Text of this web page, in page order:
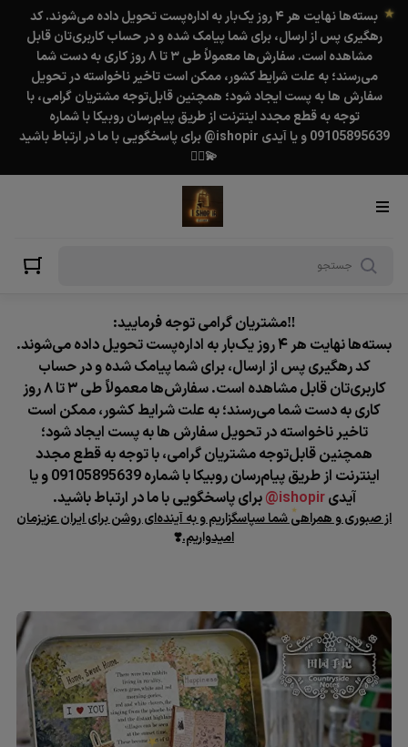
بسته‌ها نهایت هر ۴ روز یک‌بار به اداره‌پست تحویل داده می‌شوند. کد
رهگیری پس از ارسال، برای شما پیامک شده و در حساب کاربری‌تان قابل
مشاهده است. سفارش‌ها معمولاً طی ۳ تا ۸ روز کاری به دست شما
می‌رسند؛ به علت شرایط کشور، ممکن است تاخیر ناخواسته در تحویل
سفارش ها به پست ایجاد شود؛ همچنین قابل‌توجه مشتریان گرامی، با
توجه به قطع مجدد اینترنت از طریق پیام‌رسان روبیکا با شماره
09105895639 و یا آیدی ishopir@ برای پاسخگویی با ما در ارتباط باشید
💫❤️‍🔥
‼️مشتریان گرامی توجه فرمایید:
بسته‌ها نهایت هر ۴ روز یک‌بار به اداره‌پست تحویل داده می‌شوند.
کد رهگیری پس از ارسال، برای شما پیامک شده و در حساب
کاربری‌تان قابل مشاهده است. سفارش‌ها معمولاً طی ۳ تا ۸ روز
کاری به دست شما می‌رسند؛به علت شرایط کشور، ممکن است
تاخیر ناخواسته در تحویل سفارش ها به پست ایجاد شود؛
همچنین قابل‌توجه مشتریان گرامی، با توجه به قطع مجدد
اینترنت از طریق پیام‌رسان روبیکا با شماره 09105895639 و یا
آیدیishopir@ برای پاسخگویی با ما در ارتباط باشید.
از صبوری و همراهی شما سپاسگزاریم و به آینده‌ای روشن برای ایران عزیزمان
امیدواریم.❣️
★
★